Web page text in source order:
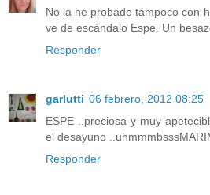
No la he probado tampoco con
ve de escándalo Espe. Un
Responder
garlutti 06 febrero, 2012 08:25
ESPE ..preciosa y muy
el desayuno
Responder